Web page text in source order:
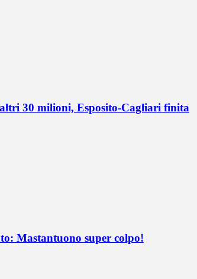
30 milioni, Esposito-Cagliari finita
Mastantuono super colpo!